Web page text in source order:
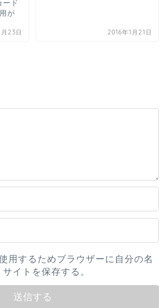
ード
が
23日 2016年1月21日
用するためブラウザーに自分の名
イトを保存する。